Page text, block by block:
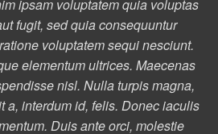
ipsam voluptatem quia voluptas
fugit, sed quia consequuntur
voluptatem sequi nesciunt.
elementum ultrices. Maecenas
nisl. Nulla turpis magna,
a, interdum id, felis. Donec iaculis
Duis ante orci, molestie